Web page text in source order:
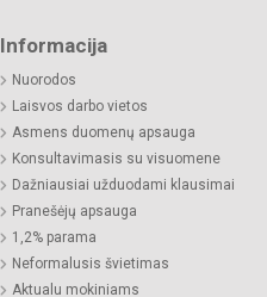
Informacija
Nuorodos
Laisvos darbo vietos
Asmens duomenų apsauga
Konsultavimasis su visuomene
Dažniausiai užduodami klausimai
Pranešėjų apsauga
1,2% parama
Neformalusis švietimas
Aktualu mokiniams